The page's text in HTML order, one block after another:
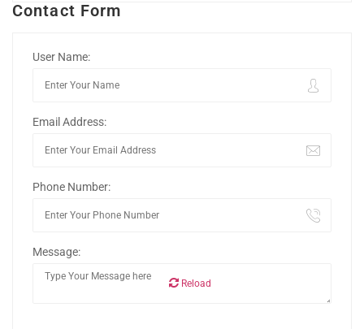
Contact Form
User Name:
Email Address:
Phone Number:
Message:
Reload